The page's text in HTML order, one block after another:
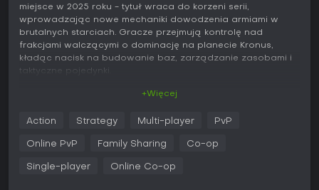
miejsce w 2025 roku - tytuł wraca do korzeni serii,
wprowadzając nowe mechaniki dowodzenia armiami w
brutalnych starciach. Gracze przejmują kontrolę nad
frakcjami walczącymi o dominację na planecie Kronus,
kładąc nacisk na budowanie baz, zarządzanie zasobami i
taktyczne pojedynki.
polega na zbieraniu zasobów, wznoszeniu baz i wysyłaniu
jednostek, by przejmować strategiczne punkty na mapie. Styl
przewagi, w duchu klasycznych RTS-ów. Walki są
+Więcej
Action Strategy Multi-player PvP
Online PvP Family Sharing Co-op
Single-player Online Co-op